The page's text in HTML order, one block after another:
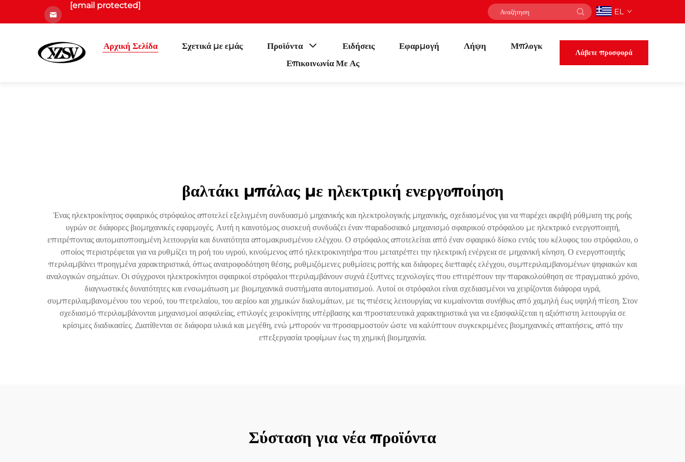
[email protected]
EL
Αρχική Σελίδα Σχετικά με εμάς Προϊόντα Ειδήσεις Εφαρμογή Λήψη
Μπλογκ
Επικοινωνία Με Ας
Λάβετε προσφορά
βαλτάκι μπάλας με ηλεκτρική ενεργοποίηση
Ένας ηλεκτροκίνητος σφαιρικός στρόφαλος αποτελεί εξελιγμένη συνδυασμό μηχανικής και ηλεκτρολογικής μηχανικής, σχεδιασμένος για να παρέχει ακριβή ρύθμιση της ροής
υγρών σε διάφορες βιομηχανικές εφαρμογές. Αυτή η καινοτόμος συσκευή συνδυάζει έναν παραδοσιακό μηχανισμό σφαιρικού στρόφαλου με ηλεκτρικό ενεργοποιητή,
επιτρέποντας αυτοματοποιημένη λειτουργία και δυνατότητα απομακρυσμένου ελέγχου. Ο στρόφαλος αποτελείται από έναν σφαιρικό δίσκο εντός του κέλυφος του στρόφαλου, ο
οποίος περιστρέφεται για να ρυθμίζει τη ροή του υγρού, κινούμενος από ηλεκτροκινητήρα που μετατρέπει την ηλεκτρική ενέργεια σε μηχανική κίνηση. Ο ενεργοποιητής
περιλαμβάνει προηγμένα χαρακτηριστικά, όπως ανατροφοδότηση θέσης, ρυθμιζόμενες ρυθμίσεις ροπής και διάφορες διεπαφές ελέγχου, συμπεριλαμβανομένων ψηφιακών και
αναλογικών σημάτων. Οι σύγχρονοι ηλεκτροκίνητοι σφαιρικοί στρόφαλοι περιλαμβάνουν συχνά έξυπνες τεχνολογίες που επιτρέπουν την παρακολούθηση σε πραγματικό χρόνο,
διαγνωστικές δυνατότητες και ενσωμάτωση με βιομηχανικά συστήματα αυτοματισμού. Αυτοί οι στρόφαλοι είναι σχεδιασμένοι να χειρίζονται διάφορα υγρά,
συμπεριλαμβανομένου του νερού, του πετρελαίου, του αερίου και χημικών διαλυμάτων, με τις πιέσεις λειτουργίας να κυμαίνονται συνήθως από χαμηλή έως υψηλή πίεση. Στον
σχεδιασμό περιλαμβάνονται μηχανισμοί ασφαλείας, επιλογές χειροκίνητης υπέρβασης και προστατευτικά χαρακτηριστικά για να εξασφαλίζεται η αξιόπιστη λειτουργία σε
κρίσιμες διαδικασίες. Διατίθενται σε διάφορα υλικά και μεγέθη, ενώ μπορούν να προσαρμοστούν ώστε να καλύπτουν συγκεκριμένες βιομηχανικές απαιτήσεις, από την
επεξεργασία τροφίμων έως τη χημική βιομηχανία.
Σύσταση για νέα προϊόντα